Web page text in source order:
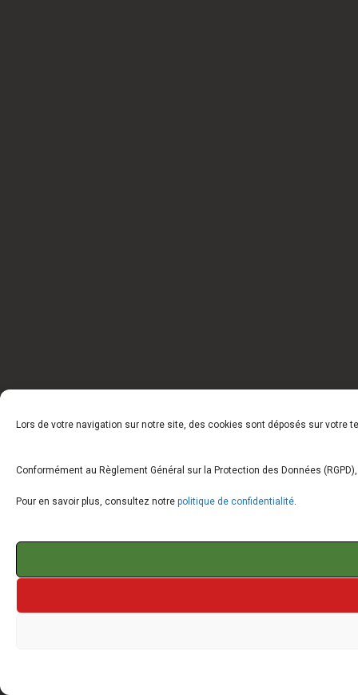
Lors de votre navigation sur notre site, des cookies sont déposés sur votre
Conformément au Règlement Général sur la Protection des Données
Pour en savoir plus, consultez notre politique de confidentialité.